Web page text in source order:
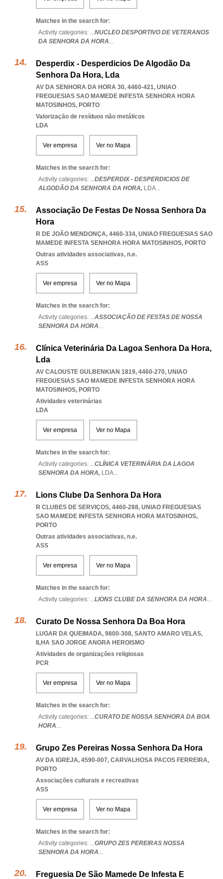
Matches in the search for:
Activity categories: ...NUCLEO DESPORTIVO DE VETERANOS
DA SENHORA DA HORA...
Desperdix - Desperdicios De Algodão Da
Senhora Da Hora, Lda
AV DA SENHORA DA HORA 30, 4460-421, UNIAO
FREGUESIAS SAO MAMEDE INFESTA SENHORA HORA
MATOSINHOS, PORTO
Valorização de resíduos não metálicos
LDA
Ver empresa Ver no Mapa
Matches in the search for:
Activity categories: ...DESPERDIX - DESPERDICIOS DE
ALGODÃO DA SENHORA DA HORA, LDA...
Associação De Festas De Nossa Senhora Da
Hora
R DE JOÃO MENDONÇA, 4460-334, UNIAO FREGUESIAS SAO
MAMEDE INFESTA SENHORA HORA MATOSINHOS, PORTO
Outras atividades associativas, n.e.
ASS
Ver empresa Ver no Mapa
Matches in the search for:
Activity categories: ...ASSOCIAÇÃO DE FESTAS DE NOSSA
SENHORA DA HORA...
Clínica Veterinária Da Lagoa Senhora Da Hora,
Lda
AV CALOUSTE GULBENKIAN 1819, 4460-270, UNIAO
FREGUESIAS SAO MAMEDE INFESTA SENHORA HORA
MATOSINHOS, PORTO
Atividades veterinárias
LDA
Ver empresa Ver no Mapa
Matches in the search for:
Activity categories: ...CLÍNICA VETERINÁRIA DA LAGOA
SENHORA DA HORA, LDA...
Lions Clube Da Senhora Da Hora
R CLUBES DE SERVIÇOS, 4460-288, UNIAO FREGUESIAS
SAO MAMEDE INFESTA SENHORA HORA MATOSINHOS,
PORTO
Outras atividades associativas, n.e.
ASS
Ver empresa Ver no Mapa
Matches in the search for:
Activity categories: ...LIONS CLUBE DA SENHORA DA HORA...
Curato De Nossa Senhora Da Boa Hora
LUGAR DA QUEIMADA, 9800-308, SANTO AMARO VELAS,
ILHA SAO JORGE ANGRA HEROISMO
Atividades de organizações religiosas
PCR
Ver empresa Ver no Mapa
Matches in the search for:
Activity categories: ...CURATO DE NOSSA SENHORA DA BOA
HORA...
Grupo Zes Pereiras Nossa Senhora Da Hora
AV DA IGREJA, 4590-007, CARVALHOSA PACOS FERREIRA,
PORTO
Associações culturais e recreativas
ASS
Ver empresa Ver no Mapa
Matches in the search for:
Activity categories: ...GRUPO ZES PEREIRAS NOSSA
SENHORA DA HORA...
Freguesia De São Mamede De Infesta E